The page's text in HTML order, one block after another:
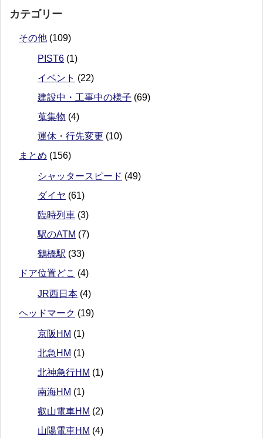
カテゴリー
その他 (109)
PIST6 (1)
イベント (22)
建設中・工事中の様子 (69)
蒐集物 (4)
運休・行先変更 (10)
まとめ (156)
シャッタースピード (49)
ダイヤ (61)
臨時列車 (3)
駅のATM (7)
鶴橋駅 (33)
ドア位置どこ (4)
JR西日本 (4)
ヘッドマーク (19)
京阪HM (1)
北急HM (1)
北神急行HM (1)
南海HM (1)
叡山電車HM (2)
山陽電車HM (4)